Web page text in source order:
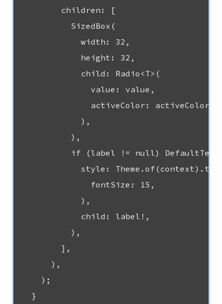
        children: [
          SizedBox(
            width: 32,
            height: 32,
            child: Radio<T>(
              value: value,
              activeColor: activeColor,
            ),
          ),
if (label != null)
style:
              fontSize: 15,
            ),
            child: label!,
          ),
        ],
      ),
    );
  }